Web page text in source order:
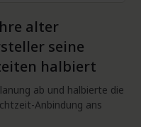
alter
seine
halbiert
ab und halbierte die
Anbindung ans